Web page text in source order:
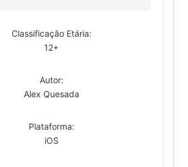
Classificação Etária:
12+
Autor:
Alex Quesada
Plataforma:
iOS